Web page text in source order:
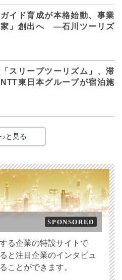
イド育成が本格始動、事業
家」創出へ ―石川ツーリズ
スリープツーリズム」、滞
東日本グループが宿泊施
と見る
SPONSORED
る企業の特設サイトで
と注目企業のインタビュ
ことができます。